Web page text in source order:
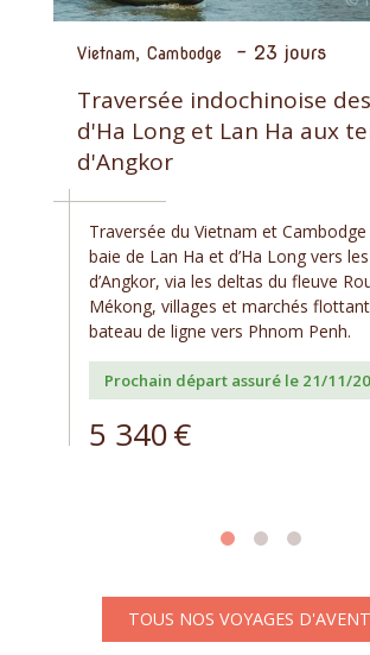
Vietnam, Cambodge - 23 jours
Traversée indochinoise
d'Ha Long et Lan Ha aux
d'Angkor
Traversée du Vietnam et Cambodge
baie de Lan Ha et d’Ha Long vers
d’Angkor, via les deltas du fleuve
Mékong, villages et marchés
bateau de ligne vers Phnom Penh.
Prochain départ assuré le 21/11/
5 340€
TOUS NOS VOYAGES